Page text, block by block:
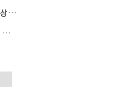
대교, 액면병합 앞두고도 '1000원 룰' 경고장…상장유지 시험대